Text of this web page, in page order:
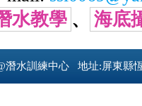
水教學 、 海底
潛水訓練中心 地址:屏東縣